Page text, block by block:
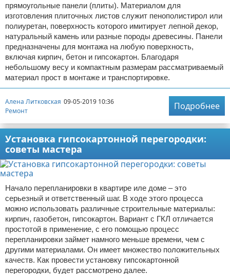
прямоугольные панели (плиты). Материалом для
изготовления плиточных листов служит пенополистирол или
полиуретан, поверхность которого имитирует лепной декор,
натуральный камень или разные породы древесины. Панели
предназначены для монтажа на любую поверхность,
включая кирпич, бетон и гипсокартон. Благодаря
небольшому весу и компактным размерам рассматриваемый
материал прост в монтаже и транспортировке.
Алена Литковская 09-05-2019 10:36
Ремонт
Подробнее
Установка гипсокартонной перегородки:
советы мастера
Начало перепланировки в квартире иле доме – это
серьезный и ответственный шаг. В ходе этого процесса
можно использовать различные строительные материалы:
кирпич, газобетон, гипсокартон. Вариант с ГКЛ отличается
простотой в применение, с его помощью процесс
перепланировки займет намного меньше времени, чем с
другими материалами. Он имеет множество положительных
качеств. Как провести установку гипсокартонной
перегородки, будет рассмотрено далее.